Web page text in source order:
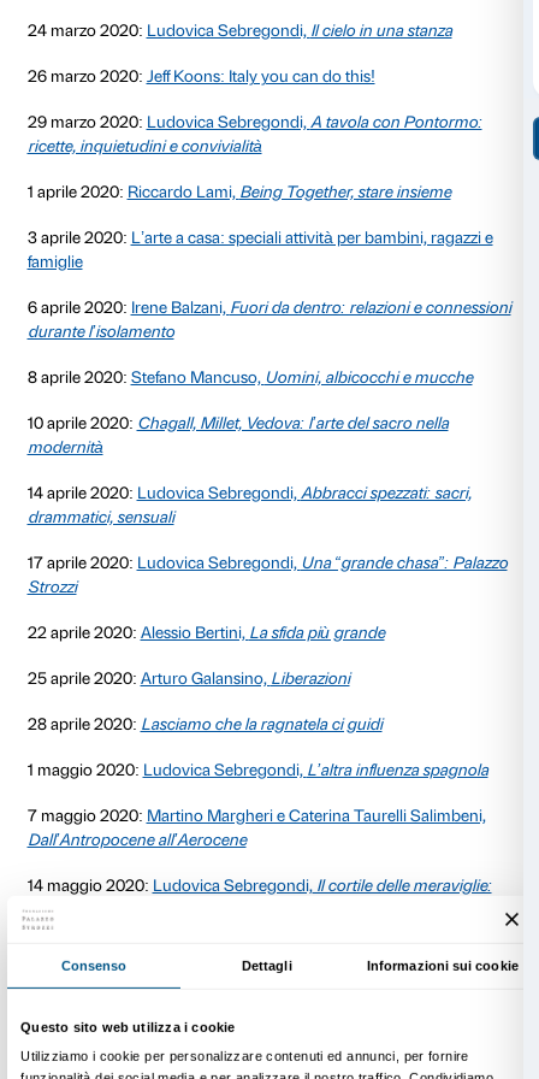
Articoli
11 marzo 2020:Arturo Galansino,Come in una
13 marzo 2020:Arturo Galansino, Un manifesto per
Thermodynamic Constellation
14 marzo 2020:Ai Weiwei: a casa, ma uniti
16 marzo 2020:
libertà: tra Italo Calvino e Tomás Saraceno
sulla stessa barca
24 marzo 2020:Ludovica Sebregondi, Il cielo in
26 marzo 2020:Jeff Koons: Italy you can do this!
29 marzo 2020:Ludovica Sebregondi,A tavola
ricette, inquietudini e convivialità
1 aprile 2020: Riccardo Lami, Being Together, stare
3 aprile 2020:L’arte a casa: speciali attività per
famiglie